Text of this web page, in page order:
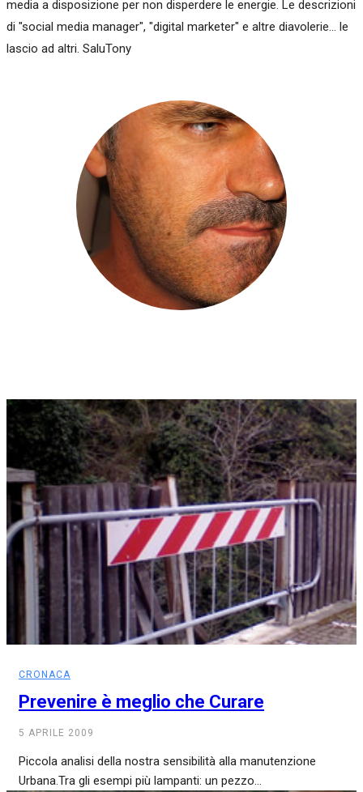
media a disposizione per non disperdere le energie. Le descrizioni
di "social media manager", "digital marketer" e altre diavolerie... le
lascio ad altri. SaluTony
CRONACA
Prevenire è meglio che Curare
5 APRILE 2009
Piccola analisi della nostra sensibilità alla manutenzione
Urbana.Tra gli esempi più lampanti: un pezzo...